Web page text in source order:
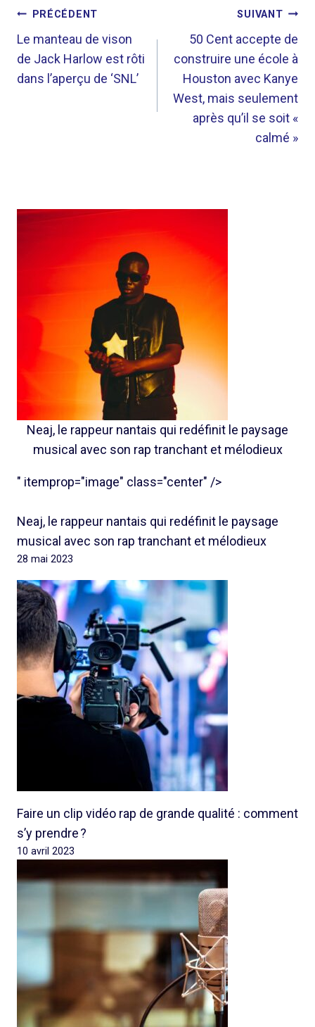
NAVIGATION
DE
L’ARTICLE
PRÉCÉDENT
Le manteau de vison
de Jack Harlow est rôti
dans l’aperçu de ‘SNL’
SUIVANT
50 Cent accepte de
construire une école à
Houston avec Kanye
West, mais seulement
après qu’il se soit «
calmé »
Neaj, le rappeur nantais qui redéfinit le paysage
musical avec son rap tranchant et mélodieux
" itemprop="image" class="center" />
Neaj, le rappeur nantais qui redéfinit le paysage
musical avec son rap tranchant et mélodieux
28 mai 2023
Faire un clip vidéo rap de grande qualité : comment
s’y prendre ?
10 avril 2023